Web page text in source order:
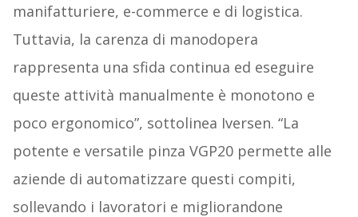
manifatturiere, e-commerce e di logistica.
Tuttavia, la carenza di manodopera
rappresenta una sfida continua ed eseguire
queste attività manualmente è monotono e
poco ergonomico”, sottolinea Iversen. “La
potente e versatile pinza VGP20 permette alle
aziende di automatizzare questi compiti,
sollevando i lavoratori e migliorandone